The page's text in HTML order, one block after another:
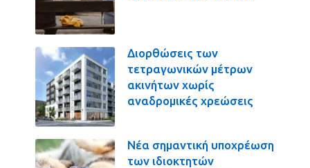
Διορθώσεις των
τετραγωνικών μέτρων
ακινήτων χωρίς
αναδρομικές χρεώσεις
Νέα σημαντική υποχρέωση
των ιδιοκτητών